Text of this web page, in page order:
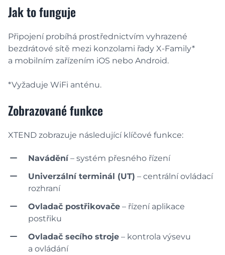
Jak to funguje
Připojení probíhá prostřednictvím vyhrazené
bezdrátové sítě mezi konzolami řady X-Family*
a mobilním zařízením iOS nebo Android.
*Vyžaduje WiFi anténu.
Zobrazované funkce
XTEND zobrazuje následující klíčové funkce:
Navádění– systém přesného řízení
Univerzální terminál (UT) – centrální ovládací
rozhraní
Ovladač postřikovače – řízení aplikace
postřiku
Ovladač secího stroje – kontrola výsevu
a ovládání